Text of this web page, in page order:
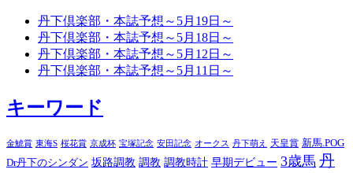
丹下倶楽部・本誌予想～5月19日～
丹下倶楽部・本誌予想～5月18日～
丹下倶楽部・本誌予想～5月12日～
丹下倶楽部・本誌予想～5月11日～
キーワード
金鯱賞 東海S 桜花賞 京成杯 宝塚記念 安田記念 オークス 丹下萌え 天皇賞 新馬.POG
Dr丹下のシンダン 坂路調教 調教 調教時計 早期デビュー 3歳馬 丹